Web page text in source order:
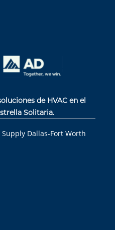
de HVAC en el
Solitaria.
Supply Dallas-Fort Worth